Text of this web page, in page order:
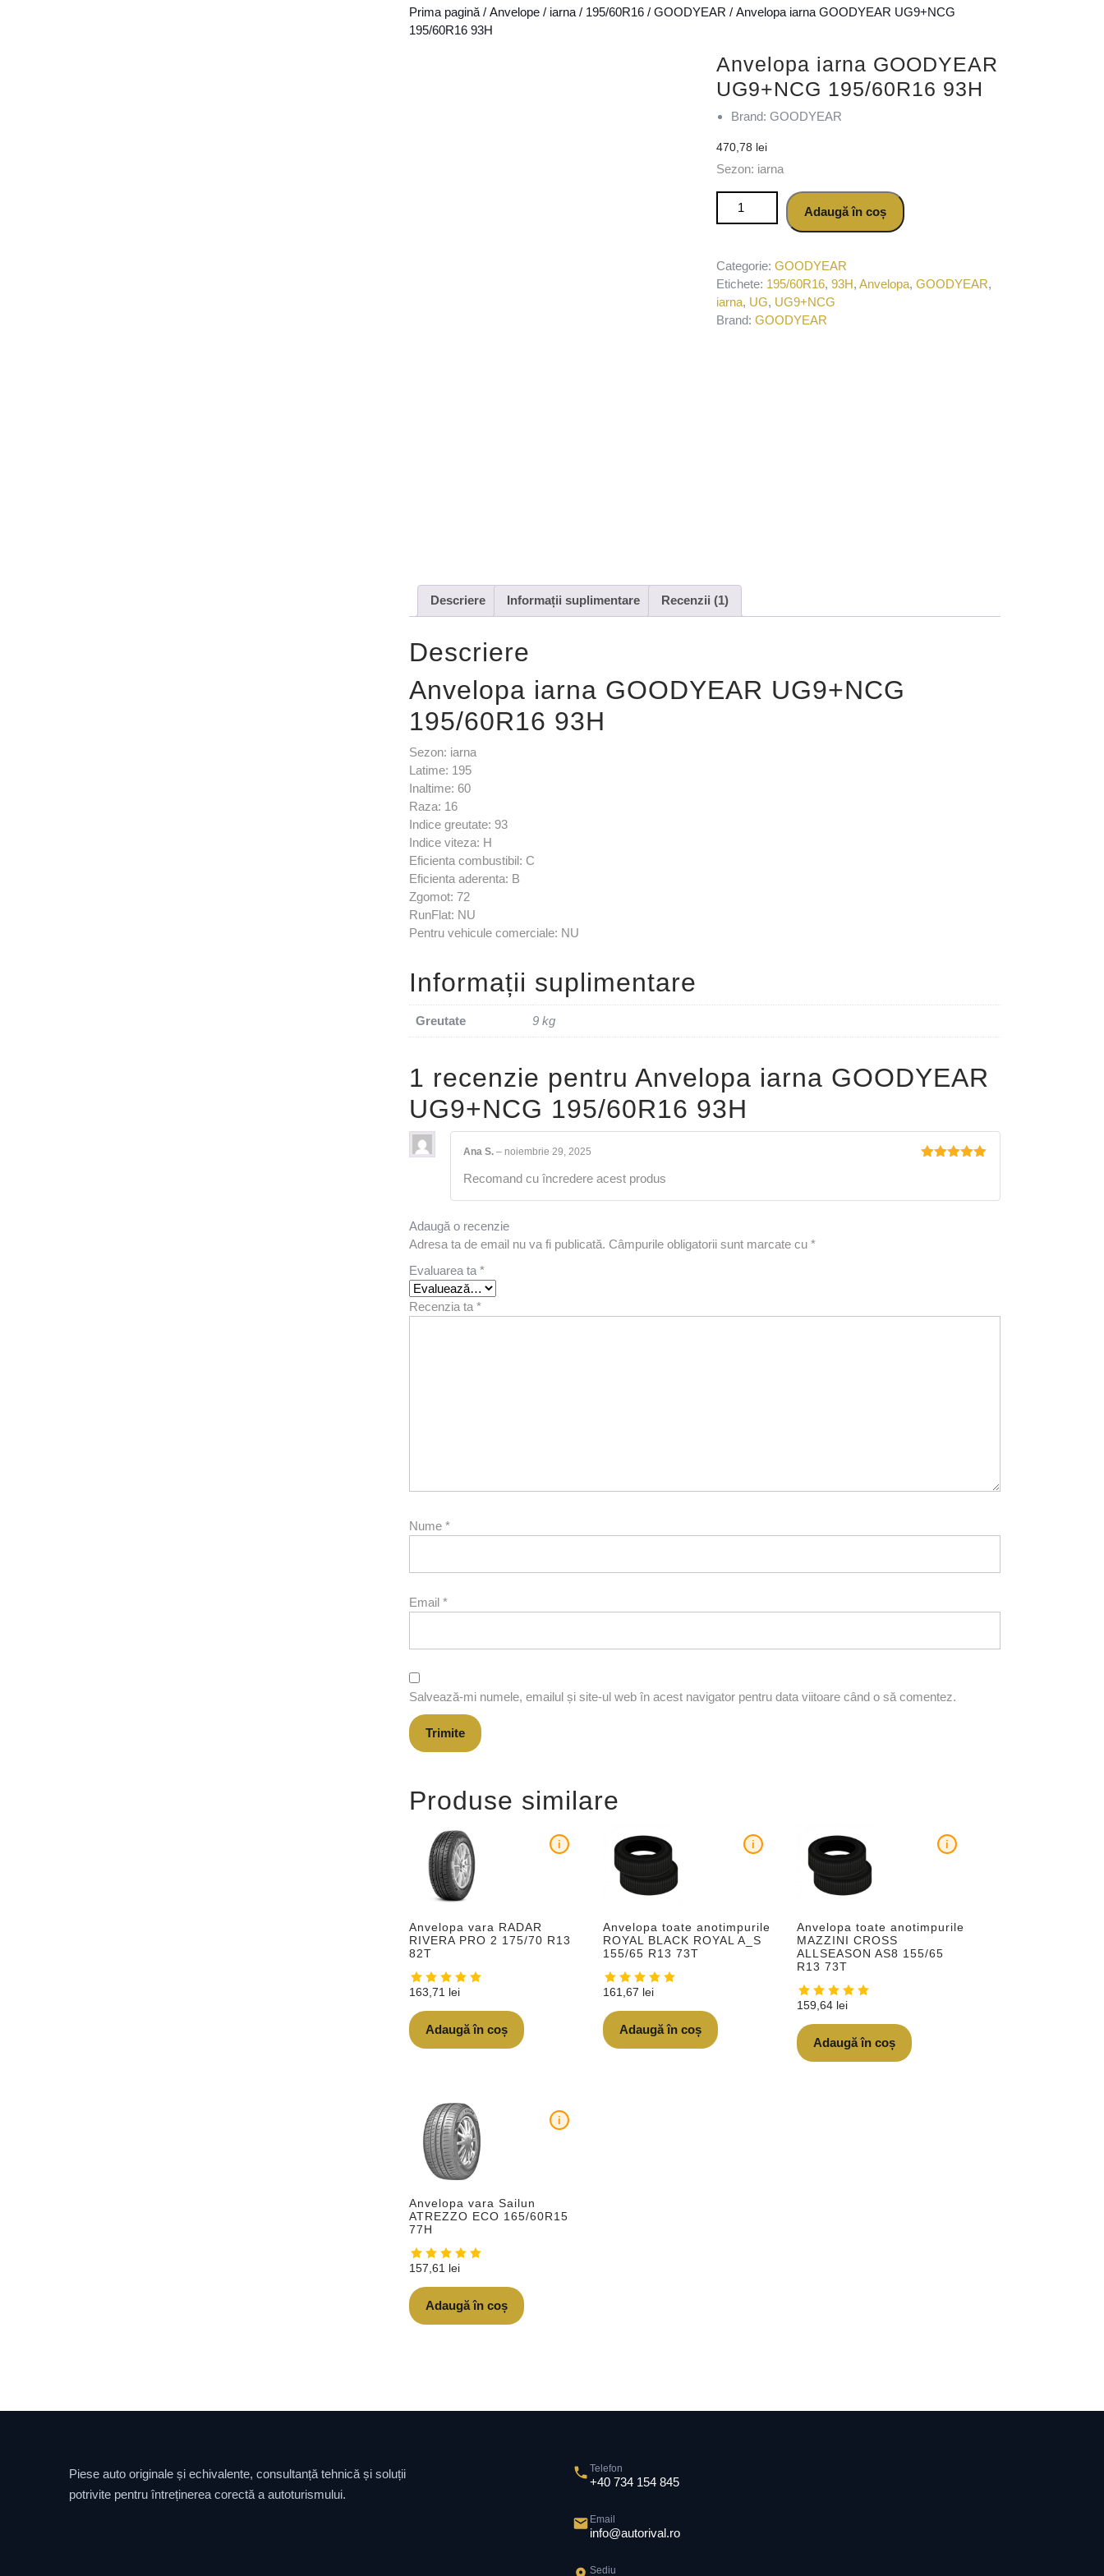
Prima pagină / Anvelope / iarna / 195/60R16 / GOODYEAR / Anvelopa iarna GOODYEAR UG9+NCG
195/60R16 93H
Anvelopa iarna GOODYEAR
UG9+NCG 195/60R16 93H
Brand: GOODYEAR
470,78 lei
Sezon: iarna
Cantitate Anvelopa iarna GOODYEAR UG9+NCG 195/60R16 93H
Adaugă în coș
Categorie:GOODYEAR
Etichete: 195/60R16,93H,Anvelopa,GOODYEAR,
iarna, UG, UG9+NCG
Brand:GOODYEAR
Descriere Informații suplimentare Recenzii (1)
Descriere
Anvelopa iarna GOODYEAR UG9+NCG
195/60R16 93H
Sezon: iarna
Latime: 195
Inaltime: 60
Raza: 16
Indice greutate: 93
Indice viteza: H
Eficienta combustibil: C
Eficienta aderenta: B
Zgomot: 72
RunFlat: NU
Pentru vehicule comerciale: NU
Informații suplimentare
Greutate 9 kg
1 recenzie pentru Anvelopa iarna GOODYEAR
UG9+NCG 195/60R16 93H
Ana S. – noiembrie 29, 2025
Recomand cu încredere acest produs
Adaugă o recenzie
Adresa ta de email nu va fi publicată. Câmpurile obligatorii sunt marcate cu *
Evaluarea ta *
Recenzia ta *
Nume *
Email *
Salvează-mi numele, emailul și site-ul web în acest navigator pentru data viitoare când o să comentez.
Produse similare
Anvelopa vara RADAR
RIVERA PRO 2 175/70 R13
82T
i
163,71 lei
Adaugă în coș
Anvelopa toate anotimpurile
ROYAL BLACK ROYAL A_S
155/65 R13 73T
i
161,67 lei
Adaugă în coș
Anvelopa toate anotimpurile
MAZZINI CROSS
ALLSEASON AS8 155/65
R13 73T
i
159,64 lei
Adaugă în coș
Anvelopa vara Sailun
ATREZZO ECO 165/60R15
77H
i
157,61 lei
Adaugă în coș
Piese auto originale și echivalente, consultanță tehnică și soluții
potrivite pentru întreținerea corectă a autoturismului.
Telefon
+40 734 154 845
Email
info@autorival.ro
Sediu